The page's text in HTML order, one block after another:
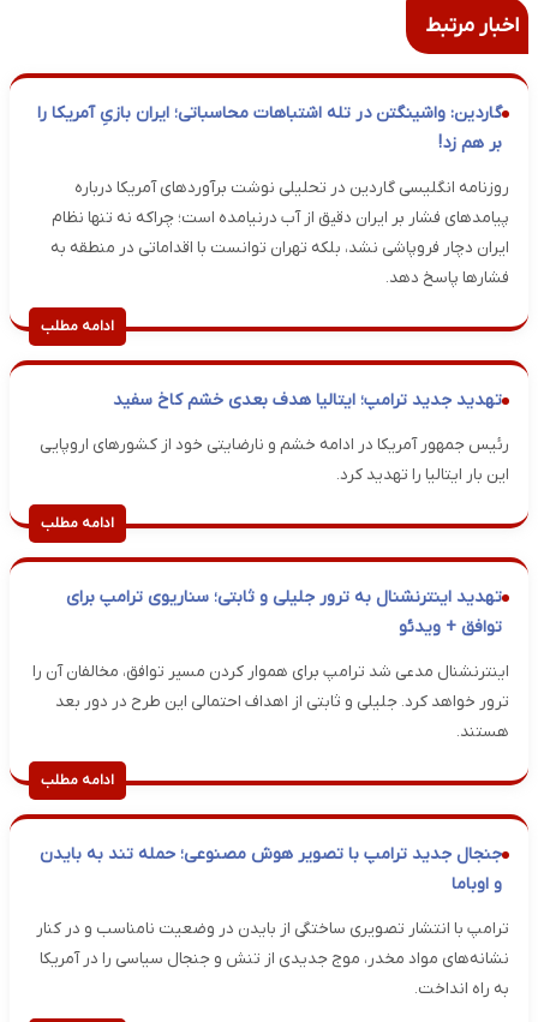
اخبار مرتبط
گاردین: واشینگتن در تله اشتباهات محاسباتی؛ ایران بازیِ آمریکا را
بر هم زد!
روزنامه انگلیسی گاردین در تحلیلی نوشت برآوردهای آمریکا درباره
پیامدهای فشار بر ایران دقیق از آب درنیامده است؛ چراکه نه تنها نظام
ایران دچار فروپاشی نشد، بلکه تهران توانست با اقداماتی در منطقه به
فشارها پاسخ دهد.
ادامه مطلب
تهدید جدید ترامپ؛ ایتالیا هدف بعدی خشم کاخ سفید
رئیس جمهور آمریکا در ادامه خشم و نارضایتی خود از کشورهای اروپایی
این بار ایتالیا را تهدید کرد.
ادامه مطلب
تهدید اینترنشنال به ترور جلیلی و ثابتی؛ سناریوی ترامپ برای
توافق + ویدئو
اینترنشنال مدعی شد ترامپ برای هموار کردن مسیر توافق، مخالفان آن را
ترور خواهد کرد. جلیلی و ثابتی از اهداف احتمالی این طرح در دور بعد
هستند.
ادامه مطلب
جنجال جدید ترامپ با تصویر هوش مصنوعی؛ حمله تند به بایدن
و اوباما
ترامپ با انتشار تصویری ساختگی از بایدن در وضعیت نامناسب و در کنار
نشانه‌های مواد مخدر، موج جدیدی از تنش و جنجال سیاسی را در آمریکا
به راه انداخت.